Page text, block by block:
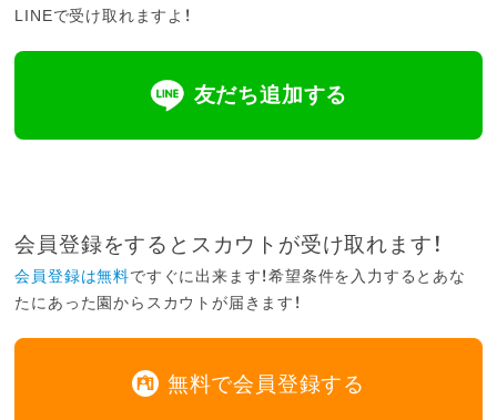
LINEで受け取れますよ！
友だち追加する
会員登録をするとスカウトが受け取れます！
会員登録は無料ですぐに出来ます！希望条件を入力するとあな
たにあった園からスカウトが届きます！
無料で会員登録する